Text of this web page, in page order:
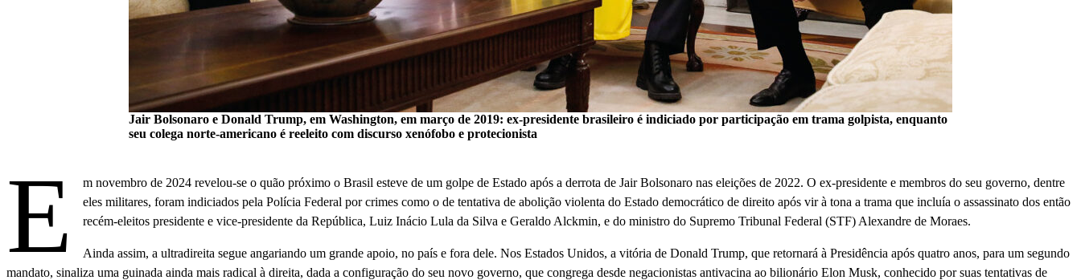
Jair Bolsonaro e Donald Trump, em Washington, em março de 2019: ex-presidente brasileiro é indiciado por participação em trama golpista, enquanto
seu colega norte-americano é reeleito com discurso xenófobo e protecionista
E
m novembro de 2024 revelou-se o quão próximo o Brasil esteve de um golpe de Estado após a derrota de Jair Bolsonaro nas eleições de 2022. O ex-presidente e membros do seu governo, dentre
eles militares, foram indiciados pela Polícia Federal por crimes como o de tentativa de abolição violenta do Estado democrático de direito após vir à tona a trama que incluía o assassinato dos então
recém-eleitos presidente e vice-presidente da República, Luiz Inácio Lula da Silva e Geraldo Alckmin, e do ministro do Supremo Tribunal Federal (STF) Alexandre de Moraes.
Ainda assim, a ultradireita segue angariando um grande apoio, no país e fora dele. Nos Estados Unidos, a vitória de Donald Trump, que retornará à Presidência após quatro anos, para um segundo
mandato, sinaliza uma guinada ainda mais radical à direita, dada a configuração do seu novo governo, que congrega desde negacionistas antivacina ao bilionário Elon Musk, conhecido por suas tentativas de